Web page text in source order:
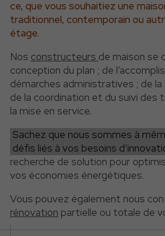
ce, que vous souhaitiez une
traditionnel, contemporain ou
étage.
Nos constructeurs de maison se
conception du plan ; de
démarches administratives ; de
de la coordination et du suivi des
la mise en service.
Sachez que nous sommes à
défis liés à vos besoins
recherche de solution pour
vos économies énergétiques.
Vous pouvez également nous
rénovation partielle ou totale de